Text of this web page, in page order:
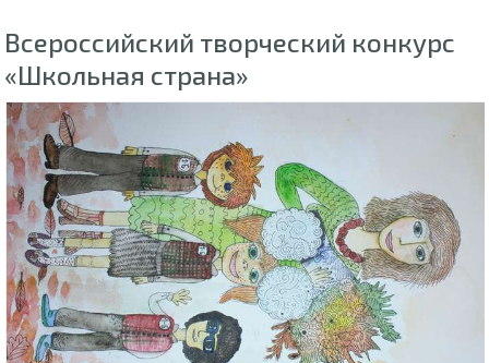
Всероссийский творческий конкурс
«Школьная страна»